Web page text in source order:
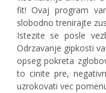
fit! Ovaj program
slobodno trenirajte
Istezite se posle
Odrzavanje gipkosti
opseg pokreta
to cinite pre,
uzrokovati vec